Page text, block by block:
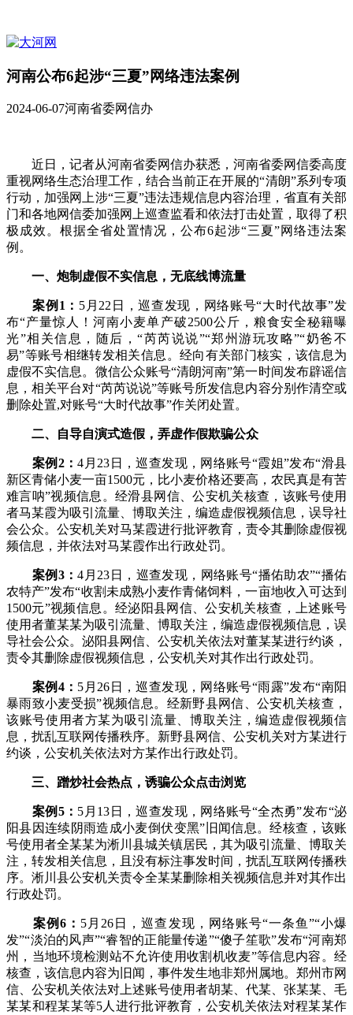
河南公布6起涉“三夏”网络违法案例
2024-06-07河南省委网信办
近日，记者从河南省委网信办获悉，河南省委网信委高度
重视网络生态治理工作，结合当前正在开展的“清朗”系列专项
行动，加强网上涉“三夏”违法违规信息内容治理，省直有关部
门和各地网信委加强网上巡查监看和依法打击处置，取得了积
极成效。根据全省处置情况，公布6起涉“三夏”网络违法案
例。
一、炮制虚假不实信息，无底线博流量
案例1： 5月22日，巡查发现，网络账号“大时代故事”发
布“产量惊人！河南小麦单产破2500公斤，粮食安全秘籍曝
光”相关信息，随后，“芮芮说说”“郑州游玩攻略”“奶爸不
易”等账号相继转发相关信息。经向有关部门核实，该信息为
虚假不实信息。微信公众账号“清朗河南”第一时间发布辟谣信
息，相关平台对“芮芮说说”等账号所发信息内容分别作清空或
删除处置,对账号“大时代故事”作关闭处置。
二、自导自演式造假，弄虚作假欺骗公众
案例2：4月23日，巡查发现，网络账号“霞姐”发布“滑县
新区青储小麦一亩1500元，比小麦价格还要高，农民真是有苦
难言呐”视频信息。经滑县网信、公安机关核查，该账号使用
者马某霞为吸引流量、博取关注，编造虚假视频信息，误导社
会公众。公安机关对马某霞进行批评教育，责令其删除虚假视
频信息，并依法对马某霞作出行政处罚。
案例3：4月23日，巡查发现，网络账号“播佑助农”“播佑
农特产”发布“收割未成熟小麦作青储饲料，一亩地收入可达到
1500元”视频信息。经泌阳县网信、公安机关核查，上述账号
使用者董某某为吸引流量、博取关注，编造虚假视频信息，误
导社会公众。泌阳县网信、公安机关依法对董某某进行约谈，
责令其删除虚假视频信息，公安机关对其作出行政处罚。
案例4： 5月26日，巡查发现，网络账号“雨露”发布“南阳
暴雨致小麦受损”视频信息。经新野县网信、公安机关核查，
该账号使用者方某为吸引流量、博取关注，编造虚假视频信
息，扰乱互联网传播秩序。新野县网信、公安机关对方某进行
约谈，公安机关依法对方某作出行政处罚。
三、蹭炒社会热点，诱骗公众点击浏览
案例5： 5月13日，巡查发现，网络账号“全杰勇”发布“泌
阳县因连续阴雨造成小麦倒伏变黑”旧闻信息。经核查，该账
号使用者全某某为淅川县城关镇居民，其为吸引流量、博取关
注，转发相关信息，且没有标注事发时间，扰乱互联网传播秩
序。淅川县公安机关责令全某某删除相关视频信息并对其作出
行政处罚。
案例6： 5月26日，巡查发现，网络账号“一条鱼”“小爆
发”“淡泊的风声”“睿智的正能量传递”“傻子笙歌”发布“河南郑
州，当地环境检测站不允许使用收割机收麦”等信息内容。经
核查，该信息内容为旧闻，事件发生地非郑州属地。郑州市网
信、公安机关依法对上述账号使用者胡某、代某、张某某、毛
某某和程某某等5人进行批评教育，公安机关依法对程某某作